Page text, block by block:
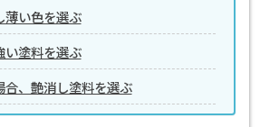
薄い色を選ぶ
い塗料を選ぶ
、艶消し塗料を選ぶ